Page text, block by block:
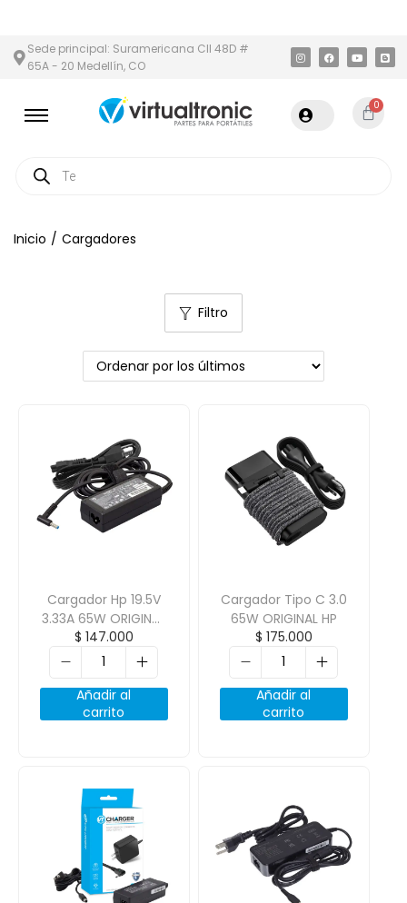
Sede principal: Suramericana Cll 48D #
65A - 20 Medellín, CO
0
Inicio / Cargadores
Filtro
Cargador Hp 19.5V
3.33A 65W ORIGINAL
4.5*3.0
$ 147.000
Añadir al
carrito
Cargador Tipo C 3.0
65W ORIGINAL HP
$ 175.000
Añadir al
carrito